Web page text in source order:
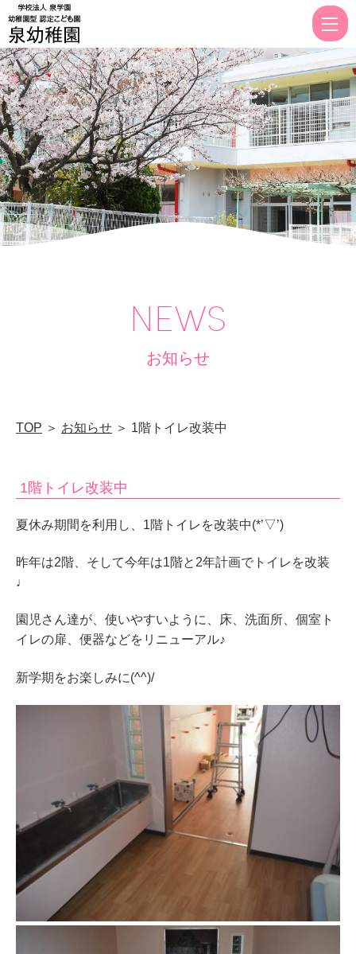
|
幼
稚
園
型
認
定
こ
県
下
関
市
の
町
NEWS
お知らせ
TOP ＞ お知らせ ＞ 1階トイレ改装中
1階トイレ改装中
夏休み期間を利用し、1階トイレを改装中(*’▽’)
昨年は2階、そして今年は1階と2年計画でトイレを改装
♩
園児さん達が、使いやすいように、床、洗面所、個室ト
イレの扉、便器などをリニューアル♪
新学期をお楽しみに(^^)/